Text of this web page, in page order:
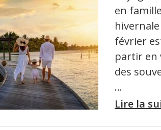
en
février
partir en
des
…
Lire la